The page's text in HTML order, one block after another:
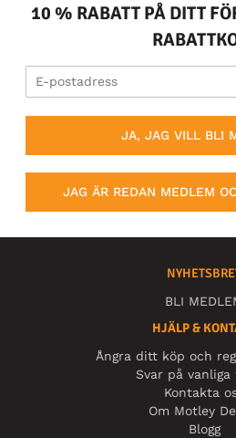
10 % RABATT PÅ DITT
JA, JAG VILL BLI
JAG ÄR REDAN MEDLEM
BLI
HJÄLP &
Ångra ditt köp och
Svar på vanliga
Kontakta
Om Motley
Blogg